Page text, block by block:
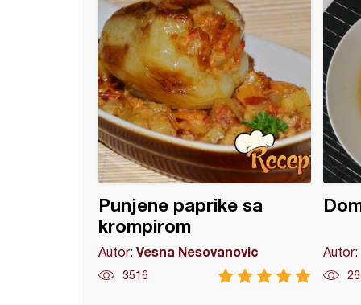
Punjene paprike sa
krompirom
Autor: Vesna Nesovanovic
3516
Autor: